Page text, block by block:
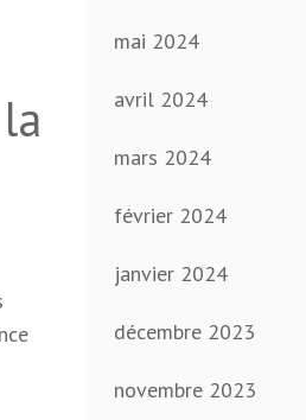
mai 2024
avril 2024
mars 2024
février 2024
janvier 2024
décembre 2023
novembre 2023